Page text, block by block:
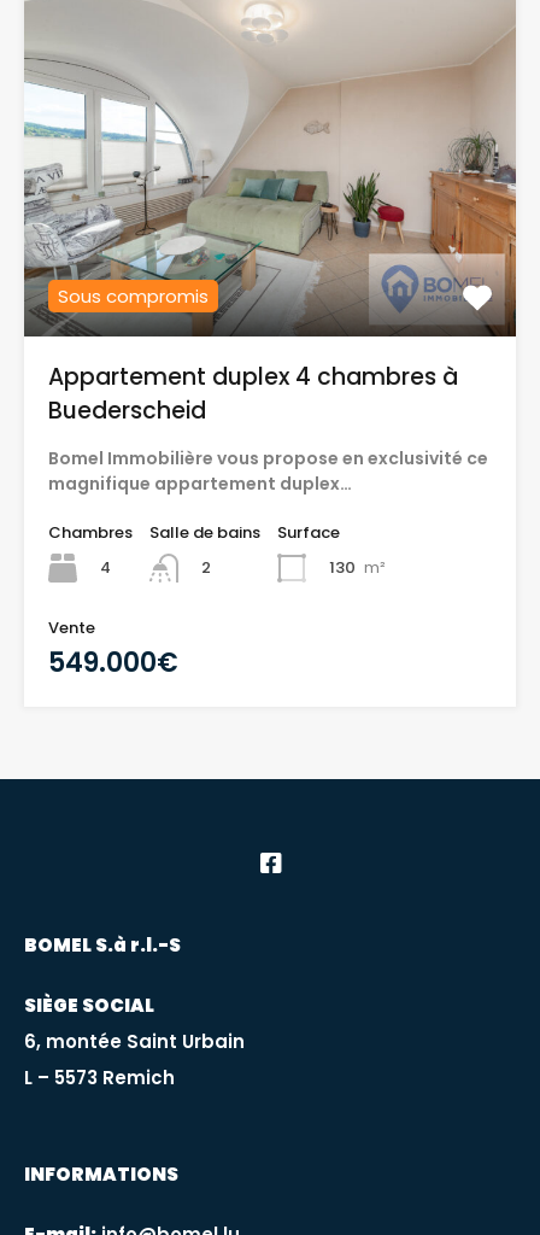
Sous compromis
Appartement duplex 4 chambres à
Buederscheid
Bomel Immobilière vous propose en exclusivité ce
magnifique appartement duplex…
Chambres
4
Salle de bains
2
Surface
130 m²
Vente
549.000€
BOMEL S.à r.l.-S
SIÈGE SOCIAL
6, montée Saint Urbain
L – 5573 Remich
INFORMATIONS